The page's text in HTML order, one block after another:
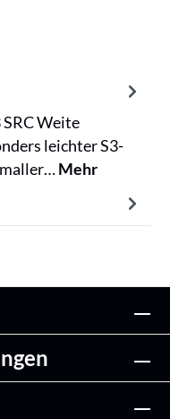
SRC Weite
leichter S3-
Mehr